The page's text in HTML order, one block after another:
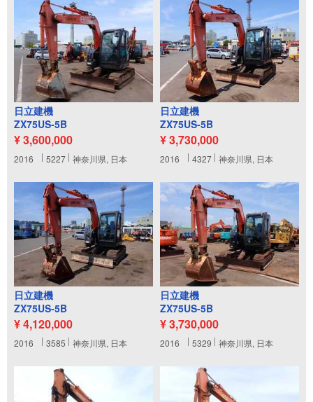
日立建機
ZX75US-5B
¥ 3,600,000
2016 5227 神奈川県, 日本
日立建機
ZX75US-5B
¥ 3,730,000
2016 4327 神奈川県, 日本
日立建機
ZX75US-5B
¥ 4,120,000
2016 3585 神奈川県, 日本
日立建機
ZX75US-5B
¥ 3,730,000
2016 5329 神奈川県, 日本